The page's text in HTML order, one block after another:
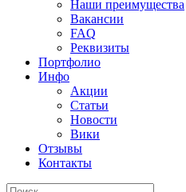
Наши преимущества
Вакансии
FAQ
Реквизиты
Портфолио
Инфо
Акции
Статьи
Новости
Вики
Отзывы
Контакты